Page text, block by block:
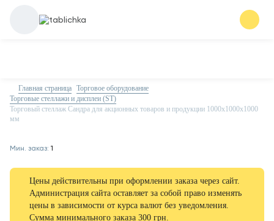
Главная страница Торговое оборудование
Торговые стеллажи и дисплеи (ST)
Торговый стеллаж Сандра для акционных товаров и продукции 1000х1000х1000
мм
Мин. заказ: 1
Цены действительны при оформлении заказа через сайт.
Администрация сайта оставляет за собой право изменять
цены в зависимости от курса валют без уведомления.
Сумма минимального заказа 300 грн.